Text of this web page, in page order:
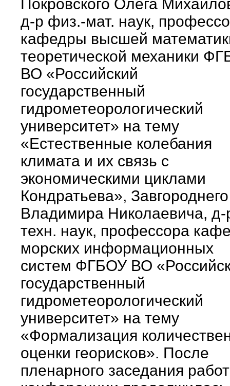
Покровского Олега
д-р физ.-мат. наук,
кафедры высшей
теоретической механики
ВО «Российский
государственный
гидрометеорологический
университет» на тему
«Естественные колебания
климата и их связь с
экономическими циклами
Кондратьева», Завгороднего
Владимира Николаевича, д-
техн. наук, профессора
морских информационных
систем ФГБОУ ВО
государственный
гидрометеорологический
университет» на тему
«Формализация
оценки георисков». После
пленарного заседания